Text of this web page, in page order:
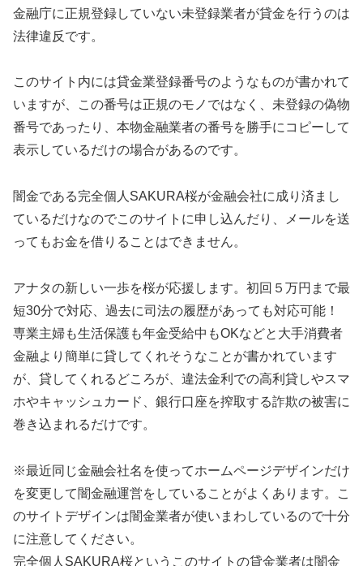
金融庁に正規登録していない未登録業者が貸金を行うのは
法律違反です。
このサイト内には貸金業登録番号のようなものが書かれて
いますが、この番号は正規のモノではなく、未登録の偽物
番号であったり、本物金融業者の番号を勝手にコピーして
表示しているだけの場合があるのです。
闇金である完全個人SAKURA桜 が金融会社に成り済まし
ているだけなのでこのサイトに申し込んだり、メールを送
ってもお金を借りることはできません。
アナタの新しい一歩を桜が応援します。初回５万円まで最
短30分で対応、過去に司法の履歴があっても対応可能！
専業主婦も生活保護も年金受給中もOK などと大手消費者
金融より簡単に貸してくれそうなことが書かれています
が、貸してくれるどころが、違法金利での高利貸しやスマ
ホやキャッシュカード、銀行口座を搾取する詐欺の被害に
巻き込まれるだけです。
※最近同じ金融会社名を使ってホームページデザインだけ
を変更して闇金融運営をしていることがよくあります。こ
のサイトデザインは闇金業者が使いまわしているので十分
に注意してください。
完全個人SAKURA桜 というこのサイトの貸金業者は闇金